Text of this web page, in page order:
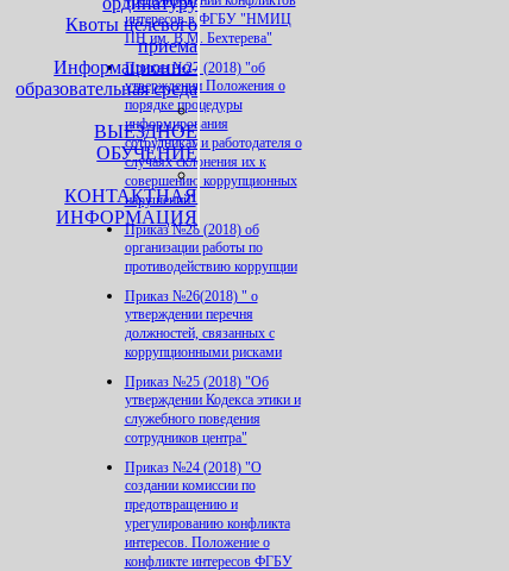
Квоты целевого
приема
Информационно-
образовательная среда
ВЫЕЗДНОЕ
ОБУЧЕНИЕ
КОНТАКТНАЯ
ИНФОРМАЦИЯ
интересов в ФГБУ "НМИЦ
ПН им. В.М. Бехтерева"
Приказ №27 (2018) "об
утверждении Положения о
порядке процедуры
информирования
сотрудниками работодателя о
случаях склонения их к
совершению коррупционных
нарушений"
Приказ №28 (2018) об
организации работы по
противодействию коррупции
Приказ №26(2018) " о
утверждении перечня
должностей, связанных с
коррупционными рисками
Приказ №25 (2018) "Об
утверждении Кодекса этики и
служебного поведения
сотрудников центра"
Приказ №24 (2018) "О
создании комиссии по
предотвращению и
урегулированию конфликта
интересов. Положение о
конфликте интересов ФГБУ